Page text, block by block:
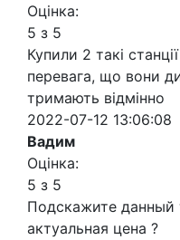
Оцінка:
5 з 5
Купили 2 такі
перевага, що вони
тримають відмінно
2022-07-12 13:06:08
Вадим
Оцінка:
5 з 5
Подскажите данный
актуальная цена ?